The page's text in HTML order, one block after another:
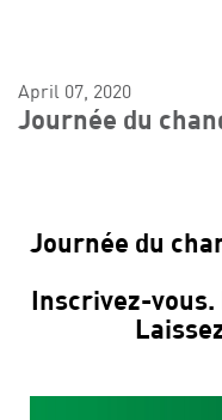
April 07, 2020
Journée du
Journée du
Inscrivez-